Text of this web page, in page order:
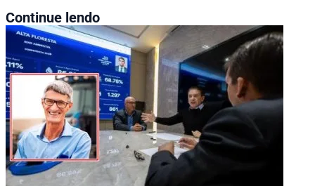
Continue lendo